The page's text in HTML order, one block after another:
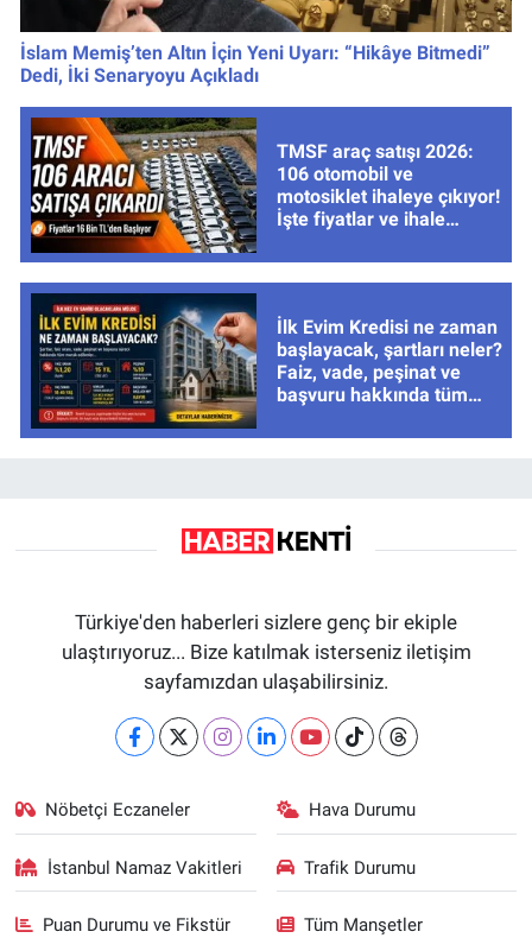
İslam Memiş’ten Altın İçin Yeni Uyarı: “Hikâye Bitmedi”
Dedi, İki Senaryoyu Açıkladı
TMSF araç satışı 2026:
106 otomobil ve
motosiklet ihaleye çıkıyor!
İşte fiyatlar ve ihale
İlk Evim Kredisi ne zaman
başlayacak, şartları neler?
Faiz, vade, peşinat ve
başvuru hakkında tüm
Türkiye'den haberleri sizlere genç bir ekiple
ulaştırıyoruz... Bize katılmak isterseniz iletişim
sayfamızdan ulaşabilirsiniz.
Nöbetçi Eczaneler Hava Durumu
İstanbul Namaz Vakitleri Trafik Durumu
Puan Durumu ve Fikstür Tüm Manşetler